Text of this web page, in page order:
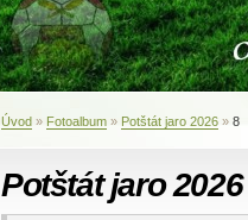
Úvod » Fotoalbum » Potštát jaro 2026 » 8
Potštát jaro 2026